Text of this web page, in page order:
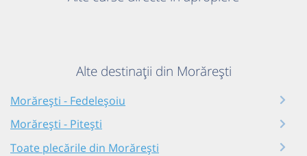
Alte destinații din Morărești
Morărești - Fedeleșoiu
Morărești - Pitești
Toate plecările din Morărești